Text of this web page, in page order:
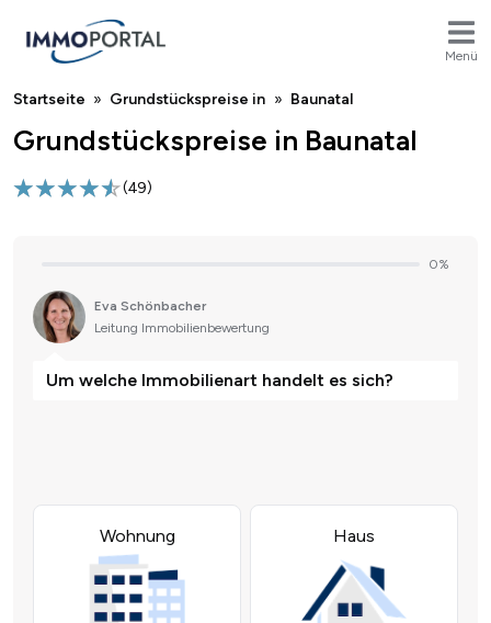
Menü
Breadcrumb
Startseite Grundstückspreise in Baunatal
Grundstückspreise in Baunatal
(49)